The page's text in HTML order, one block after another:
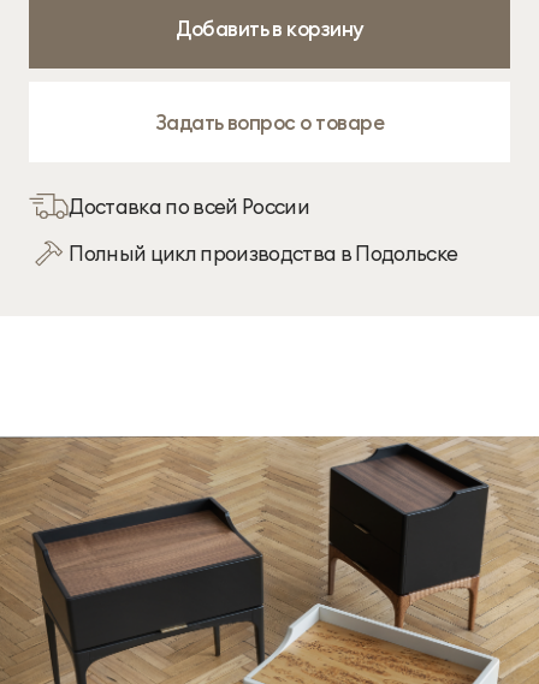
Добавить в корзину
Задать вопрос о товаре
Доставка по всей России
Полный цикл производства в Подольске